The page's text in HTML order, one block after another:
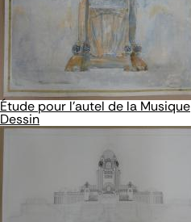
Étude pour l'autel de la Musique
Dessin